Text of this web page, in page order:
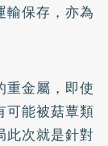
輸保存，亦為
重金屬，即使
可能被菇蕈類
此次就是針對